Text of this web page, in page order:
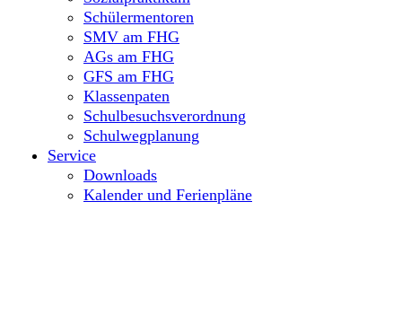
Schülermentoren
SMV am FHG
AGs am FHG
GFS am FHG
Klassenpaten
Schulbesuchsverordnung
Schulwegplanung
Service
Downloads
Kalender und Ferienpläne